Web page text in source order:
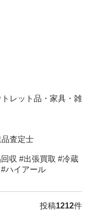
レット品・家具・雑
査定士
収 #出張買取 #冷蔵
ハイアール
投稿1212件